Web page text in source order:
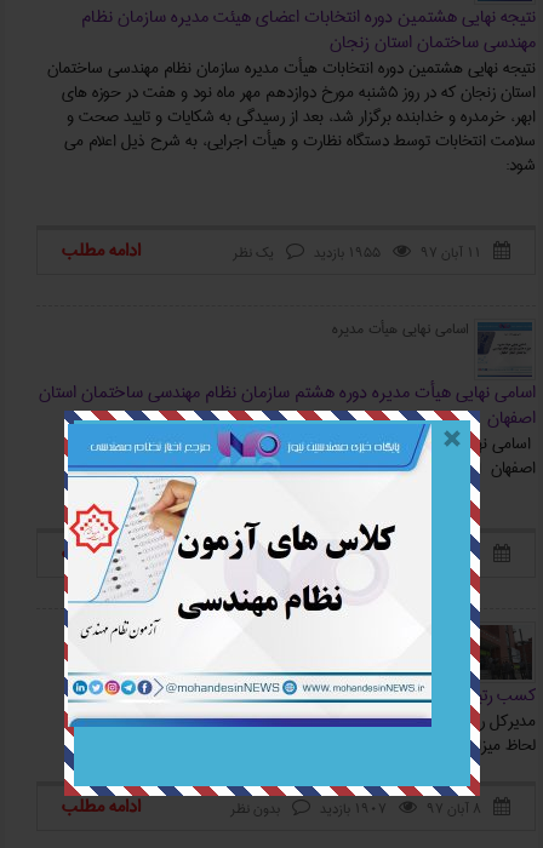
نتیجه نهایی هشتمین دوره انتخابات اعضای هیئت مدیره سازمان نظام
مهندسی ساختمان استان زنجان
نتیجه نهایی هشتمین دوره انتخابات هیأت مدیره سازمان نظام مهندسی ساختمان
استان زنجان که در روز 5شنبه مورخ دوازدهم مهر ماه نود و هفت در حوزه های
ابهر، خرمدره و خدابنده برگزار شد، بعد از رسیدگی به شکایات و تایید صحت و
سلامت انتخابات توسط دستگاه نظارت و هیأت اجرایی، به شرح ذیل اعلام می
شود:
 ۱۱ آبان ۹۷  1955 بازدید  یک نظر ادامه مطلب
اسامی نهایی هیأت مدیره
اسامی نهایی هیأت مدیره دوره هشتم سازمان نظام مهندسی ساختمان استان
اصفهان
اسامی نهایی هیأت مدیره دوره هشتم سازمان نظام مهندسی ساختمان استان
اصفهان اعلام شد.
 ۱۱ آبان ۹۷ 2538 بازدید  یک نظر ادامه مطلب
کسب رتبه اول در انتخابات نظام مهندسی ساختمان استان اردبیل
مدیرکل راه و شهرسازی استان اردبیل از کسب رتبه اول این استان در کشور به
لحاظ میزان مشارکت مهندسان در انتخابات نظام مهندسی ساختمان خبر داد.
 ۸ آبان ۹۷  1907 بازدید  بدون نظر ادامه مطلب